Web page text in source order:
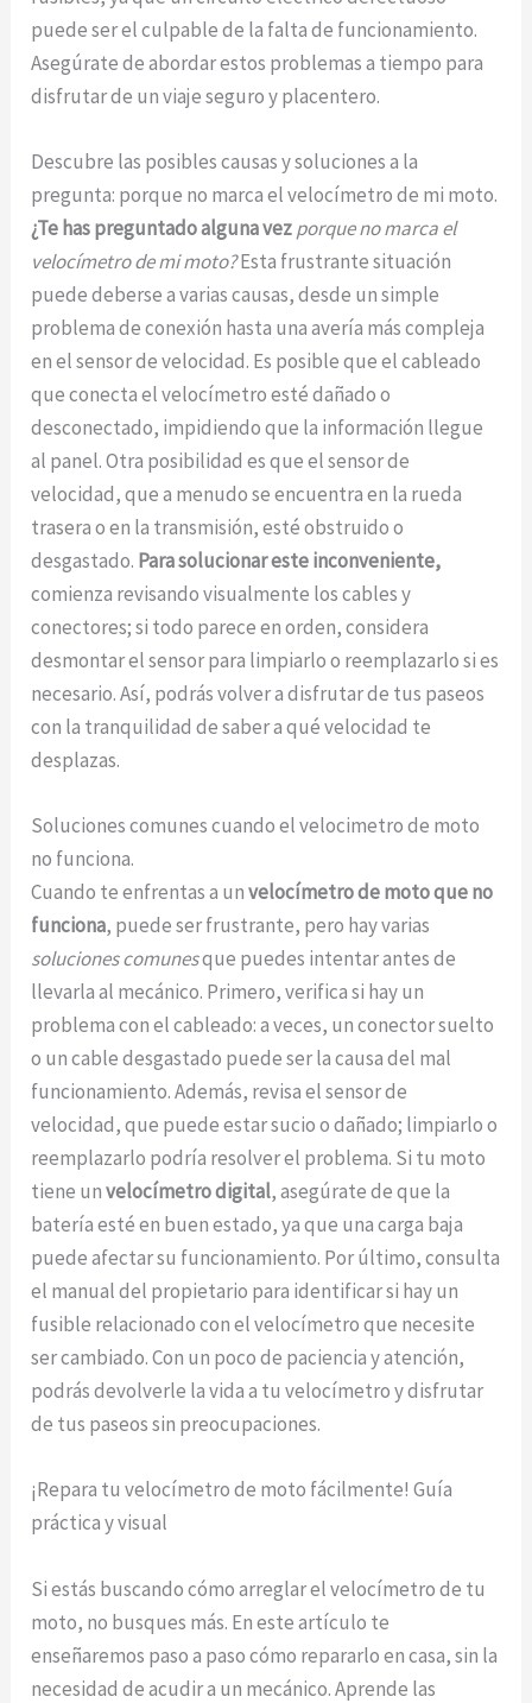
puede ser el culpable de la falta de funcionamiento.
Asegúrate de abordar estos problemas a tiempo para
disfrutar de un viaje seguro y placentero.
Descubre las posibles causas y soluciones a la
pregunta: porque no marca el velocímetro de mi moto.
¿Te has preguntado alguna vezporque no marca el
velocímetro de mi moto?Esta frustrante situación
puede deberse a varias causas, desde un simple
problema de conexión hasta una avería más compleja
en el sensor de velocidad. Es posible que el cableado
que conecta el velocímetro esté dañado o
desconectado, impidiendo que la información llegue
al panel. Otra posibilidad es que el sensor de
velocidad, que a menudo se encuentra en la rueda
trasera o en la transmisión, esté obstruido o
desgastado. Para solucionar este inconveniente,
comienza revisando visualmente los cables y
conectores; si todo parece en orden, considera
desmontar el sensor para limpiarlo o reemplazarlo si es
necesario. Así, podrás volver a disfrutar de tus paseos
con la tranquilidad de saber a qué velocidad te
desplazas.
Soluciones comunes cuando el velocimetro de moto
no funciona.
Cuando te enfrentas a unvelocímetro de moto que no
funciona, puede ser frustrante, pero hay varias
soluciones comunesque puedes intentar antes de
llevarla al mecánico. Primero, verifica si hay un
problema con el cableado: a veces, un conector suelto
o un cable desgastado puede ser la causa del mal
funcionamiento. Además, revisa el sensor de
velocidad, que puede estar sucio o dañado; limpiarlo o
reemplazarlo podría resolver el problema. Si tu moto
tiene unvelocímetro digital, asegúrate de que la
batería esté en buen estado, ya que una carga baja
puede afectar su funcionamiento. Por último, consulta
el manual del propietario para identificar si hay un
fusible relacionado con el velocímetro que necesite
ser cambiado. Con un poco de paciencia y atención,
podrás devolverle la vida a tu velocímetro y disfrutar
de tus paseos sin preocupaciones.
¡Repara tu velocímetro de moto fácilmente! Guía
práctica y visual
Si estás buscando cómo arreglar el velocímetro de tu
moto, no busques más. En este artículo te
enseñaremos paso a paso cómo repararlo en casa, sin la
necesidad de acudir a un mecánico. Aprende las